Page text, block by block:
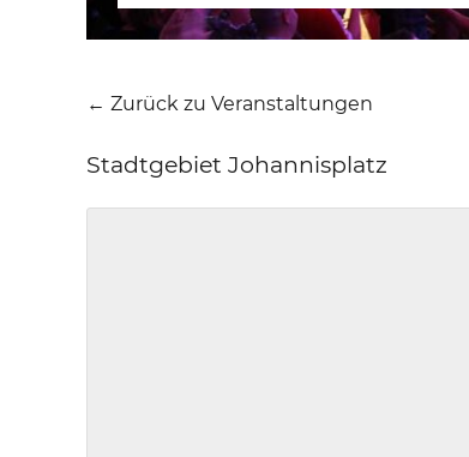
← Zurück zu Veranstaltungen
Stadtgebiet Johannisplatz